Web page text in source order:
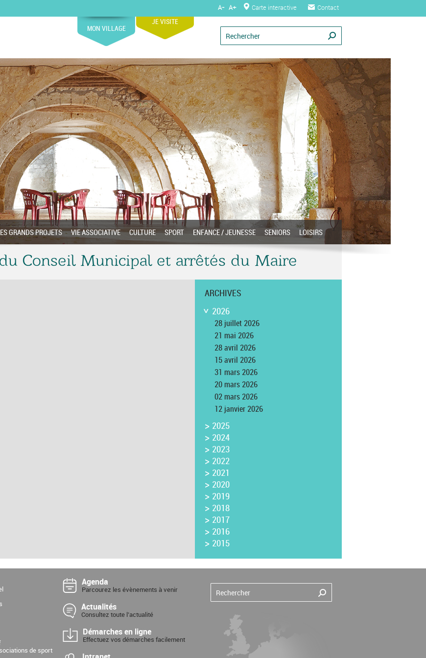
A- A+ Carte interactive Contact
MON VILLAGE
JE VISITE
GRANDS PROJETS VIE ASSOCIATIVE CULTURE SPORT ENFANCE / JEUNESSE SENIORS LOISIRS
Conseil Municipal et arrêtés du Maire
ARCHIVES
>2026
28 juillet 2026
21 mai 2026
28 avril 2026
15 avril 2026
31 mars 2026
20 mars 2026
02 mars 2026
12 janvier 2026
> 2025
> 2024
> 2023
> 2022
> 2021
> 2020
> 2019
> 2018
> 2017
> 2016
> 2015
de sport
Agenda
Parcourez les évènements à venir
Actualités
Consultez toute l’actualité
Démarches en ligne
Effectuez vos démarches facilement